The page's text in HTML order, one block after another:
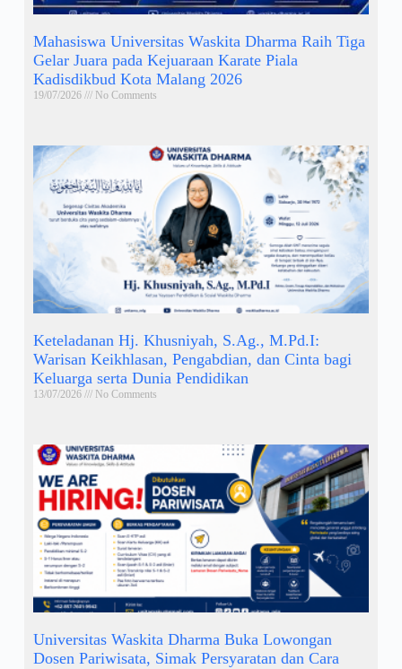
Mahasiswa Universitas Waskita Dharma Raih Tiga
Gelar Juara pada Kejuaraan Karate Piala
Kadisdikbud Kota Malang 2026
19/07/2026 No Comments
Keteladanan Hj. Khusniyah, S.Ag., M.Pd.I:
Warisan Keikhlasan, Pengabdian, dan Cinta bagi
Keluarga serta Dunia Pendidikan
13/07/2026 No Comments
Universitas Waskita Dharma Buka Lowongan
Dosen Pariwisata, Simak Persyaratan dan Cara